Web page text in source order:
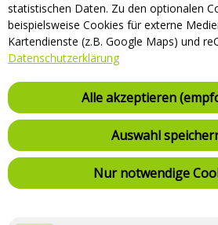
statistischen Daten. Zu den optionalen
beispielsweise Cookies für externe
Kartendienste (z.B. Google Maps) und
Datenschutzerklärung
Alle akzeptieren
Auswahl
Nur notwendige